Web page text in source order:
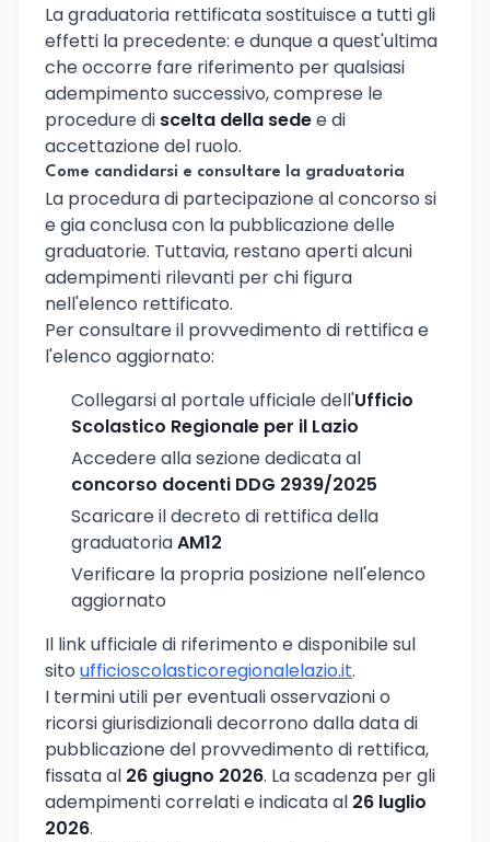
La graduatoria rettificata sostituisce a tutti gli
effetti la precedente: e dunque a quest'ultima
che occorre fare riferimento per qualsiasi
adempimento successivo, comprese le
procedure di scelta della sedee di
accettazione del ruolo.
Come candidarsi e consultare la graduatoria
La procedura di partecipazione al concorso si
e gia conclusa con la pubblicazione delle
graduatorie. Tuttavia, restano aperti alcuni
adempimenti rilevanti per chi figura
nell'elenco rettificato.
Per consultare il provvedimento di rettifica e
l'elenco aggiornato:
Collegarsi al portale ufficiale dell'Ufficio
Scolastico Regionale per il Lazio
Accedere alla sezione dedicata al
concorso docenti DDG 2939/2025
Scaricare il decreto di rettifica della
graduatoriaAM12
Verificare la propria posizione nell'elenco
aggiornato
Il link ufficiale di riferimento e disponibile sul
sito ufficioscolasticoregionalelazio.it.
I termini utili per eventuali osservazioni o
ricorsi giurisdizionali decorrono dalla data di
pubblicazione del provvedimento di rettifica,
fissata al 26 giugno 2026. La scadenza per gli
adempimenti correlati e indicata al 26 luglio
2026.